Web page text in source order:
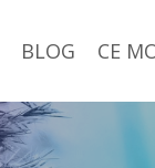
BLOG CE